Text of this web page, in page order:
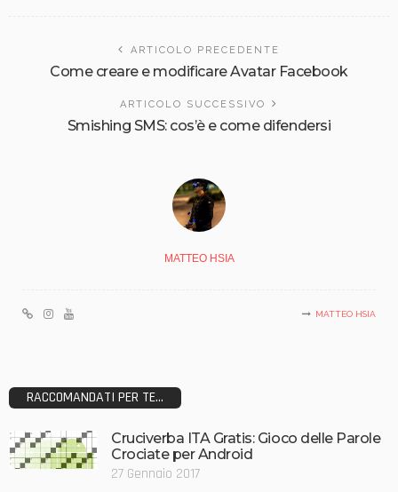
ARTICOLO PRECEDENTE
Come creare e modificare Avatar Facebook
ARTICOLO SUCCESSIVO
Smishing SMS: cos’è e come difendersi
MATTEO HSIA
MATTEO HSIA
RACCOMANDATI PER TE...
Cruciverba ITA Gratis: Gioco delle Parole
Crociate per Android
27 Gennaio 2017